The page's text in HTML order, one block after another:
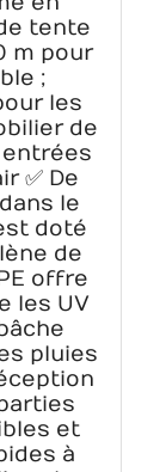
Tente
tente
m pour
;
les
de
entrées
✅ De
le
doté
de
offre
les UV
pluies
et
à